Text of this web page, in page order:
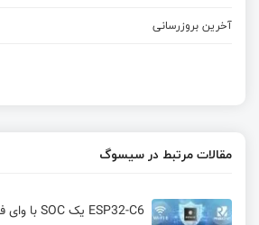
آخرین بروزرسانی
مقالات مرتبط در سیسوگ
ESP32-C6 یک SOC با وای فای 6 و بلوتوث 5 برای دستگاه‌های IOT